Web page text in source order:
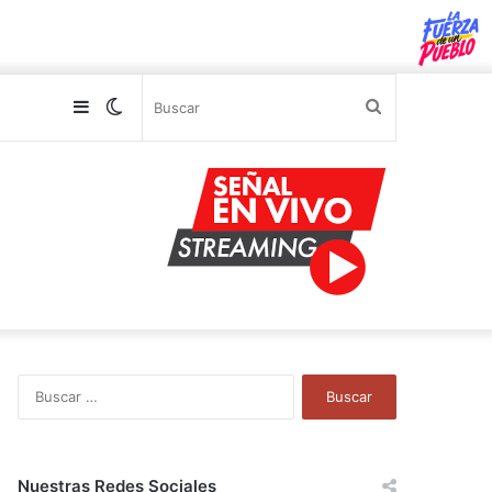
Switch
Sidebar
Nuestras Redes Sociales